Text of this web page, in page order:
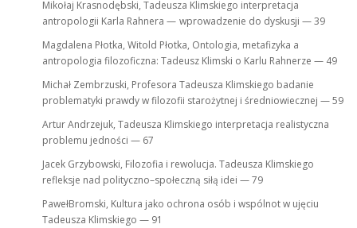
Mikołaj Krasnodębski, Tadeusza Klimskiego interpretacja
antropologii Karla Rahnera — wprowadzenie do dyskusji — 39
Magdalena Płotka, Witold Płotka, Ontologia, metafizyka a
antropologia filozoficzna: Tadeusz Klimski o Karlu Rahnerze — 49
Michał Zembrzuski, Profesora Tadeusza Klimskiego badanie
problematyki prawdy w filozofii starożytnej i średniowiecznej — 59
Artur Andrzejuk, Tadeusza Klimskiego interpretacja realistyczna
problemu jedności — 67
Jacek Grzybowski, Filozofia i rewolucja. Tadeusza Klimskiego
refleksje nad polityczno–społeczną siłą idei — 79
PawełBromski, Kultura jako ochrona osób i wspólnot w ujęciu
Tadeusza Klimskiego — 91